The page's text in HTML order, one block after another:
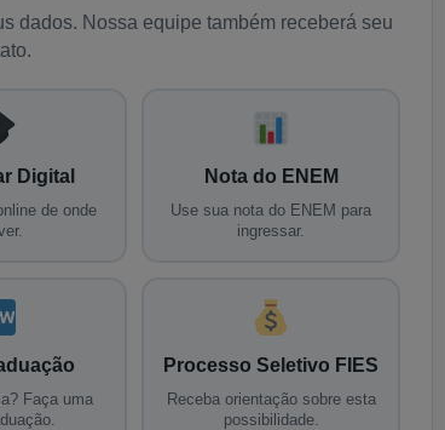
dados. Nossa equipe também receberá seu
Digital
de onde
Nota do ENEM
Use sua nota do ENEM para
ingressar.
Faça uma
Processo Seletivo FIES
Receba orientação sobre esta
possibilidade.